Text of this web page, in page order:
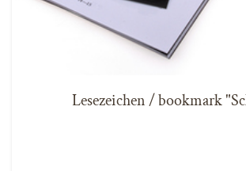
Lesezeichen / bookmark